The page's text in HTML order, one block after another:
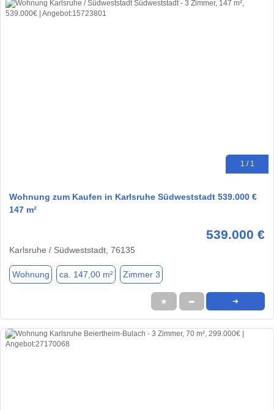
1 / 1
Wohnung zum Kaufen in Karlsruhe Südweststadt 539.000 €
147 m²
539.000 €
Karlsruhe / Südweststadt, 76135
Wohnung ca. 147,00 m² Zimmer 3
★ ➦ ➜